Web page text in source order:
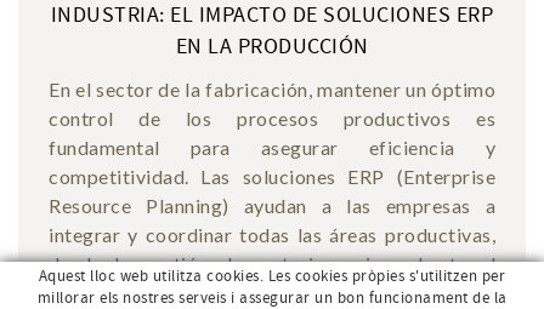
INDUSTRIA: EL IMPACTO DE SOLUCIONES ERP
EN LA PRODUCCIÓN
En el sector de la fabricación, mantener un óptimo
control de los procesos productivos es
fundamental para asegurar eficiencia y
competitividad. Las soluciones ERP (Enterprise
Resource Planning) ayudan a las empresas a
integrar y coordinar todas las áreas productivas,
desde la gestión de materias primas hasta el
producto final, pasando por la planificación de la
Aquest lloc web utilitza cookies. Les cookies pròpies s'utilitzen per
millorar els nostres serveis i assegurar un bon funcionament de la